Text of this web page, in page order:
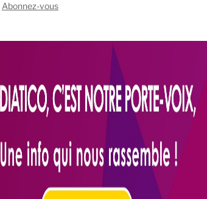
Abonnez-vous